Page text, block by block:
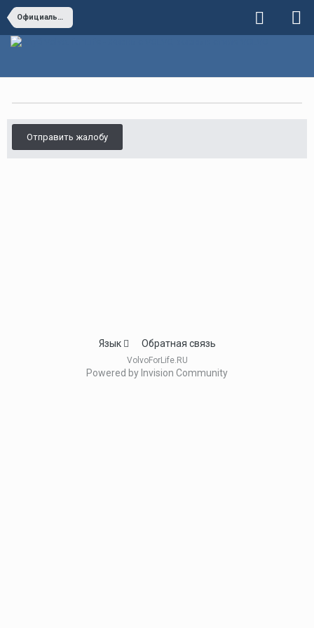
Официальные дилеры VOLVO
Отправить жалобу
Язык Обратная связь
VolvoForLife.RU
Powered by Invision Community